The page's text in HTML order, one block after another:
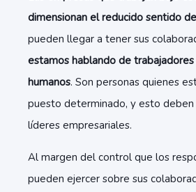
dimensionan el reducido sentido
pueden llegar a tener sus
estamos hablando de
humanos. Son personas quienes
puesto determinado, y esto
líderes empresariales.
Al margen del control que los
pueden ejercer sobre sus